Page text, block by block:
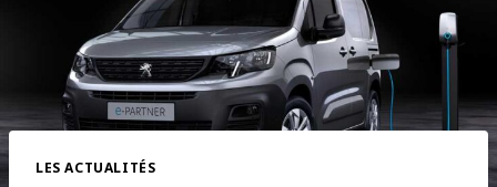
LES ACTUALITÉS